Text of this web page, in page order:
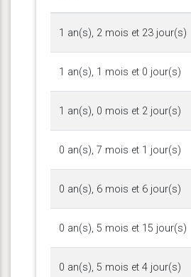
1 an(s), 2 mois et 23 jour(s)
1 an(s), 1 mois et 0 jour(s)
1 an(s), 0 mois et 2 jour(s)
0 an(s), 7 mois et 1 jour(s)
0 an(s), 6 mois et 6 jour(s)
0 an(s), 5 mois et 15 jour(s)
0 an(s), 5 mois et 4 jour(s)